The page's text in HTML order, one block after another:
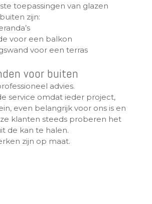
toepassingen van glazen
zijn:
voor een balkon
voor een terras
voor buiten
advies.
service omdat ieder project,
even belangrijk voor ons is en
klanten steeds proberen het
de kan te halen.
zijn op maat.